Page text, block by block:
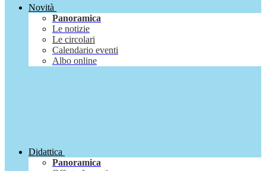
Novità
Panoramica
Le notizie
Le circolari
Calendario eventi
Albo online
Didattica
Panoramica